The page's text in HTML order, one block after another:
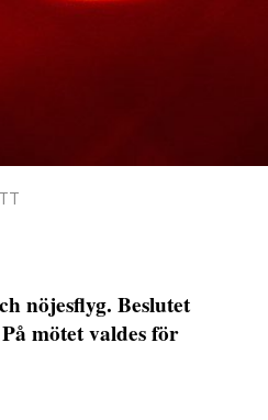
nöjesflyg. Beslutet
mötet valdes för